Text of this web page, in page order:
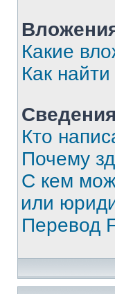
Какие
Как
Кто
Почему
С кем
или
Перевод